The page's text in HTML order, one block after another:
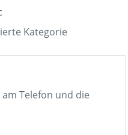
Kategorie
Telefon und die